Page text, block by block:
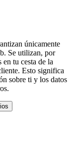
únicamente
Se utilizan, por
tu cesta de la
Esto significa
sobre ti y los datos